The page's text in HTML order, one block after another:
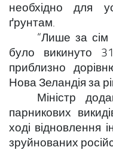
необхідно для
ґрунтам.
“Лише за сім
було викинуто
приблизно
Нова Зеландія за
Міністр
парникових
ході відновлення
зруйнованих